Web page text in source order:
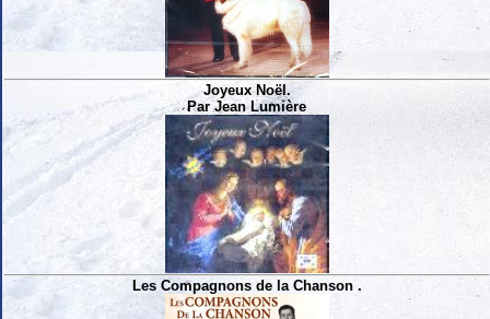
Joyeux Noël.
Par Jean Lumière
Les Compagnons de la Chanson .